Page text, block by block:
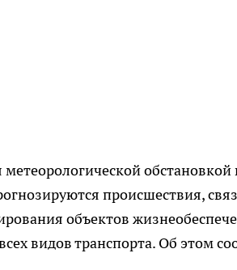
происшествия,
объектов
видов транспорта. Об этом